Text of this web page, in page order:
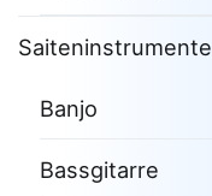
Saiteninstrumente
Banjo
Bassgitarre